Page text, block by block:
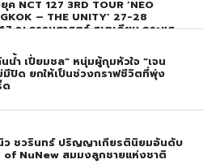
NCT 127 3RD TOUR ‘NEO
– THE UNITY’ 27-28
ณ ธรรมศาสตร์ สเตเดียม กระแส
สมการรอคอย บัตร SOLD OUT
ปิดจำหน่าย !
น้ำ เปี่ยมชล” หนุ่มผู้กุมหัวใจ “เจน
มีปิด ยกให้เป็นช่วงกราฟชีวิตที่พุ่ง
ด
ว ชวรินทร์ ปริญญาเกียรตินิยมอันดับ
NuNew สมมงลูกชายแห่งชาติ